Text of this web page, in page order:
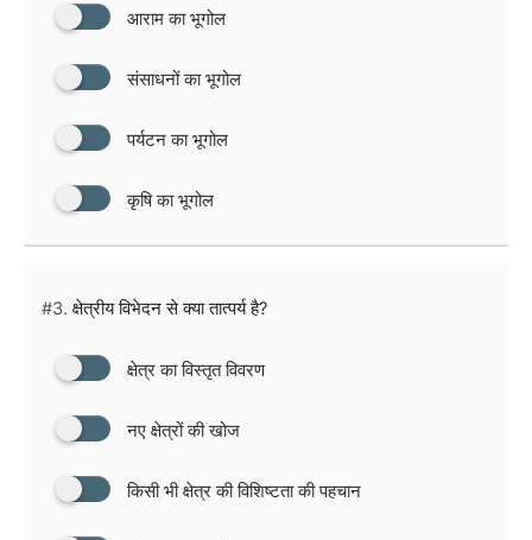
आराम का भूगोल
संसाधनों का भूगोल
पर्यटन का भूगोल
कृषि का भूगोल
#3. क्षेत्रीय विभेदन से क्या तात्पर्य है?
क्षेत्र का विस्तृत विवरण
नए क्षेत्रों की खोज
किसी भी क्षेत्र की विशिष्टता की पहचान